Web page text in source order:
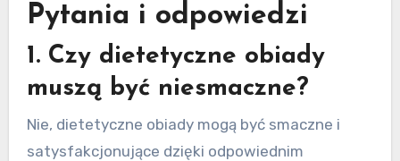
Pytania i odpowiedzi
1. Czy dietetyczne obiady
muszą być niesmaczne?
Nie, dietetyczne obiady mogą być smaczne i
satysfakcjonujące dzięki odpowiednim